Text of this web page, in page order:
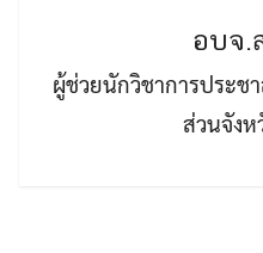
อบจ.
ผู้ช่วยนักวิชาการประช
ส่วนจังห